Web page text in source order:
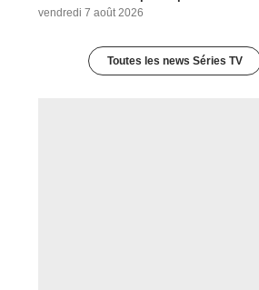
vendredi 7 août 2026
Toutes les news Séries TV